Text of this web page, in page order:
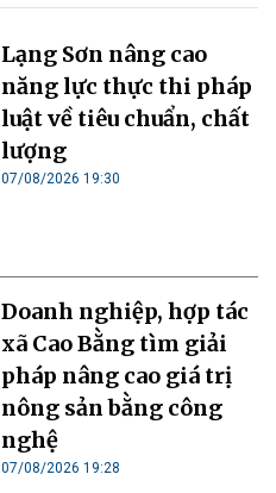
Lạng Sơn nâng cao
năng lực thực thi pháp
luật về tiêu chuẩn, chất
lượng
07/08/2026 19:30
Doanh nghiệp, hợp tác
xã Cao Bằng tìm giải
pháp nâng cao giá trị
nông sản bằng công
nghệ
07/08/2026 19:28